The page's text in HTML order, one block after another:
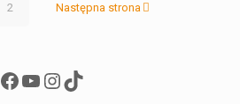
2 Następna strona
Facebook
YouTube
Instagram
TikTok